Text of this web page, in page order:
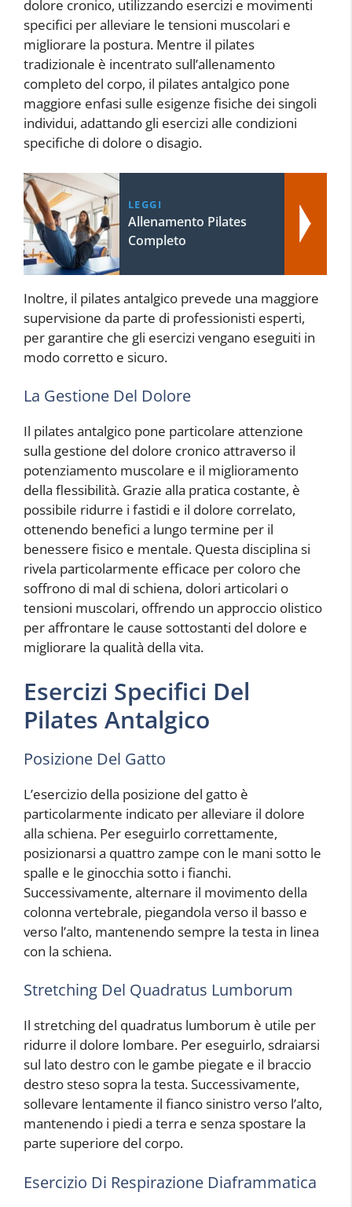
dolore cronico, utilizzando esercizi e movimenti
specifici per alleviare le tensioni muscolari e
migliorare la postura. Mentre il pilates
tradizionale è incentrato sull’allenamento
completo del corpo, il pilates antalgico pone
maggiore enfasi sulle esigenze fisiche dei singoli
individui, adattando gli esercizi alle condizioni
specifiche di dolore o disagio.
LEGGI
Allenamento Pilates
Completo
Inoltre, il pilates antalgico prevede una maggiore
supervisione da parte di professionisti esperti,
per garantire che gli esercizi vengano eseguiti in
modo corretto e sicuro.
La Gestione Del Dolore
Il pilates antalgico pone particolare attenzione
sulla gestione del dolore cronico attraverso il
potenziamento muscolare e il miglioramento
della flessibilità. Grazie alla pratica costante, è
possibile ridurre i fastidi e il dolore correlato,
ottenendo benefici a lungo termine per il
benessere fisico e mentale. Questa disciplina si
rivela particolarmente efficace per coloro che
soffrono di mal di schiena, dolori articolari o
tensioni muscolari, offrendo un approccio olistico
per affrontare le cause sottostanti del dolore e
migliorare la qualità della vita.
Esercizi Specifici Del
Pilates Antalgico
Posizione Del Gatto
L’esercizio della posizione del gatto è
particolarmente indicato per alleviare il dolore
alla schiena. Per eseguirlo correttamente,
posizionarsi a quattro zampe con le mani sotto le
spalle e le ginocchia sotto i fianchi.
Successivamente, alternare il movimento della
colonna vertebrale, piegandola verso il basso e
verso l’alto, mantenendo sempre la testa in linea
con la schiena.
Stretching Del Quadratus Lumborum
Il stretching del quadratus lumborum è utile per
ridurre il dolore lombare. Per eseguirlo, sdraiarsi
sul lato destro con le gambe piegate e il braccio
destro steso sopra la testa. Successivamente,
sollevare lentamente il fianco sinistro verso l’alto,
mantenendo i piedi a terra e senza spostare la
parte superiore del corpo.
Esercizio Di Respirazione Diaframmatica